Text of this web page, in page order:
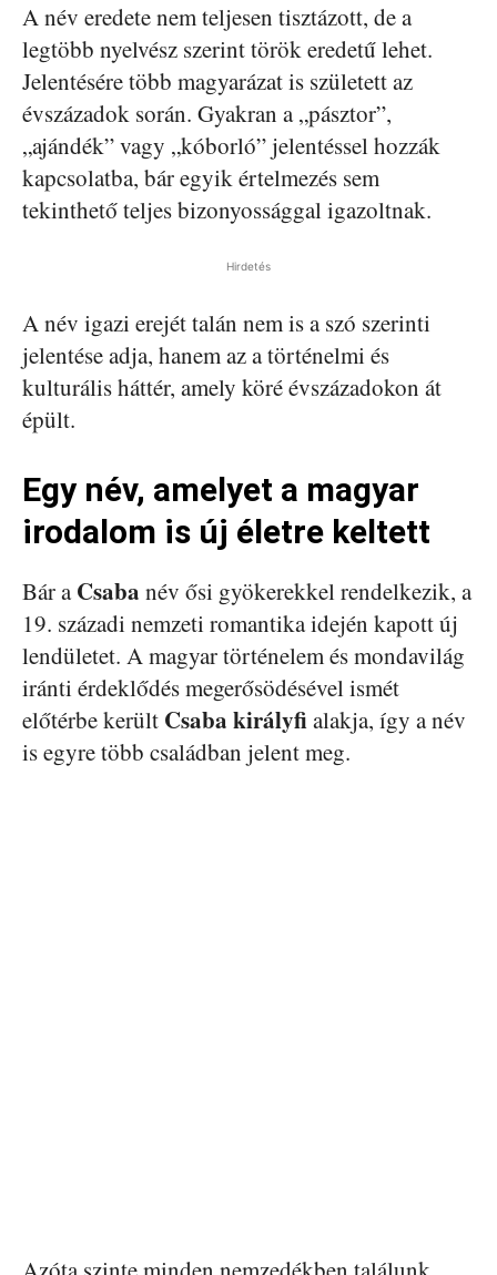
A név eredete nem teljesen tisztázott, de a
legtöbb nyelvész szerint török eredetű lehet.
Jelentésére több magyarázat is született az
évszázadok során. Gyakran a „pásztor”,
„ajándék” vagy „kóborló” jelentéssel hozzák
kapcsolatba, bár egyik értelmezés sem
tekinthető teljes bizonyossággal igazoltnak.
Hirdetés
A név igazi erejét talán nem is a szó szerinti
jelentése adja, hanem az a történelmi és
kulturális háttér, amely köré évszázadokon át
épült.
Egy név, amelyet a magyar
irodalom is új életre keltett
Bár aCsaba név ősi gyökerekkel rendelkezik, a
19. századi nemzeti romantika idején kapott új
lendületet. A magyar történelem és mondavilág
iránti érdeklődés megerősödésével ismét
előtérbe került Csaba királyfialakja, így a név
is egyre több családban jelent meg.